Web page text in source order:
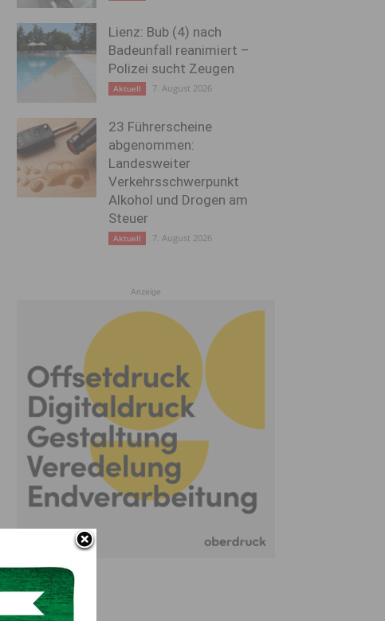
Lienz: Bub (4) nach
Badeunfall reanimiert –
Polizei sucht Zeugen
Aktuell 7. August 2026
23 Führerscheine
abgenommen:
Landesweiter
Verkehrsschwerpunkt
Alkohol und Drogen am
Steuer
Aktuell 7. August 2026
Anzeige